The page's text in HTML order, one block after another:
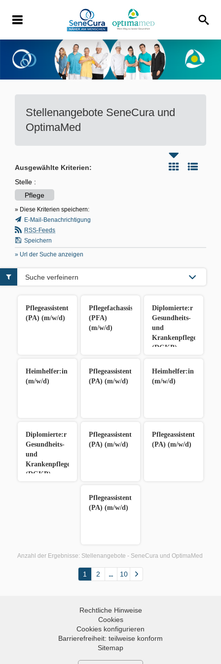
Stellenangebote SeneCura und
OptimaMed
Ausgewählte Kriterien:
Stelle :
Pflege
» Diese Kriterien speichern:
E-Mail-Benachrichtigung
RSS-Feeds
Speichern
» Url der Suche anzeigen
Pflegeassistent:in
(PA) (m/w/d)
Pflegefachassistent:in
(PFA)
(m/w/d)
Diplomierte:r
Gesundheits-
und
Krankenpfleger:in
(DGKP)
Heimhelfer:in
(m/w/d)
Pflegeassistent:in
(PA) (m/w/d)
Heimhelfer:in
(m/w/d)
Diplomierte:r
Gesundheits-
und
Krankenpfleger:in
(DGKP)
Pflegeassistent:in
(PA) (m/w/d)
Pflegeassistent:in
(PA) (m/w/d)
Pflegeassistent:in
(PA) (m/w/d)
Suche verfeinern
Anzahl der Ergebnisse: Stellenangebote - SeneCura und OptimaMed
1 2 10
Rechtliche Hinweise
Cookies
Cookies konfigurieren
Barrierefreiheit: teilweise konform
Sitemap